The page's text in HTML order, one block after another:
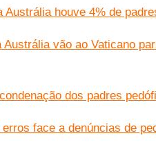
houve 4% de
vão ao Vaticano
dos padres
face a denúncias de